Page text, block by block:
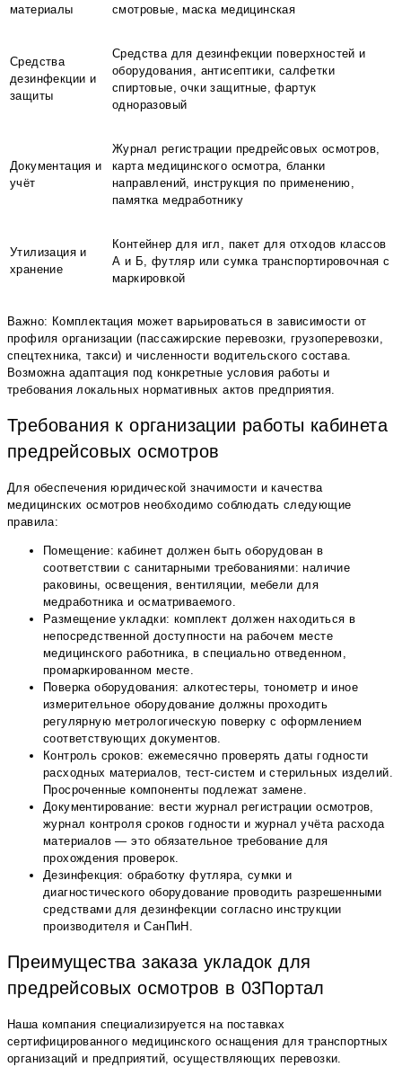
материалы
смотровые, маска медицинская
Средства
дезинфекции и
защиты
Средства для дезинфекции поверхностей и
оборудования, антисептики, салфетки
спиртовые, очки защитные, фартук
одноразовый
Документация и
учёт
Журнал регистрации предрейсовых осмотров,
карта медицинского осмотра, бланки
направлений, инструкция по применению,
памятка медработнику
Утилизация и
хранение
Контейнер для игл, пакет для отходов классов
А и Б, футляр или сумка транспортировочная с
маркировкой
Важно: Комплектация может варьироваться в зависимости от
профиля организации (пассажирские перевозки, грузоперевозки,
спецтехника, такси) и численности водительского состава.
Возможна адаптация под конкретные условия работы и
требования локальных нормативных актов предприятия.
Требования к организации работы кабинета
предрейсовых осмотров
Для обеспечения юридической значимости и качества
медицинских осмотров необходимо соблюдать следующие
правила:
Помещение: кабинет должен быть оборудован в
соответствии с санитарными требованиями: наличие
раковины, освещения, вентиляции, мебели для
медработника и осматриваемого.
Размещение укладки: комплект должен находиться в
непосредственной доступности на рабочем месте
медицинского работника, в специально отведенном,
промаркированном месте.
Поверка оборудования: алкотестеры, тонометр и иное
измерительное оборудование должны проходить
регулярную метрологическую поверку с оформлением
соответствующих документов.
Контроль сроков: ежемесячно проверять даты годности
расходных материалов, тест-систем и стерильных изделий.
Просроченные компоненты подлежат замене.
Документирование: вести журнал регистрации осмотров,
журнал контроля сроков годности и журнал учёта расхода
материалов — это обязательное требование для
прохождения проверок.
Дезинфекция: обработку футляра, сумки и
диагностического оборудование проводить разрешенными
средствами для дезинфекции согласно инструкции
производителя и СанПиН.
Преимущества заказа укладок для
предрейсовых осмотров в 03Портал
Наша компания специализируется на поставках
сертифицированного медицинского оснащения для транспортных
организаций и предприятий, осуществляющих перевозки.